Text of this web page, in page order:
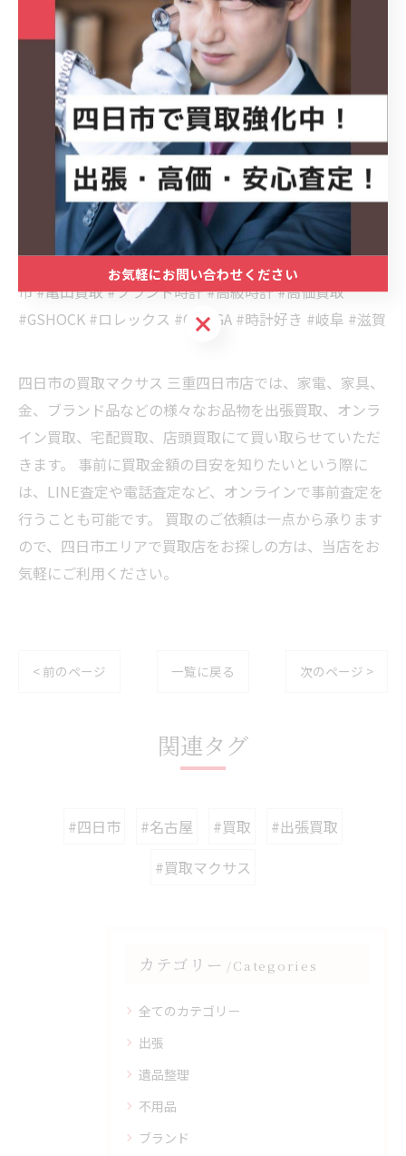
✨SEIKOをはじめ各ブランド時計もお任せください！
買取マクサス三重四日市店がスピード査定いたします🚚
———————
#四日市 #名古屋 #買取 #出張買取 #買取マクサス #買取
マクサス三重四日市店
#SEIKO #セイコー #腕時計 #時計買取 #三重買取 #亀山
市 #亀山買取 #ブランド時計 #高級時計 #高価買取
#GSHOCK #ロレックス #OMEGA #時計好き #岐阜 #滋賀
四日市の買取マクサス 三重四日市店では、家電、家具、
金、ブランド品などの様々なお品物を出張買取、オンラ
イン買取、宅配買取、店頭買取にて買い取らせていただ
きます。 事前に買取金額の目安を知りたいという際に
は、LINE査定や電話査定など、オンラインで事前査定を
行うことも可能です。 買取のご依頼は一点から承ります
ので、四日市エリアで買取店をお探しの方は、当店をお
気軽にご利用ください。
< 前のページ 一覧に戻る 次のページ >
関連タグ
#四日市 #名古屋 #買取
#出張買取
#買取マクサス
カテゴリー Categories
全てのカテゴリー
出張
遺品整理
不用品
ブランド
お気軽にお問い合わせください
お気軽にお問い合わせください